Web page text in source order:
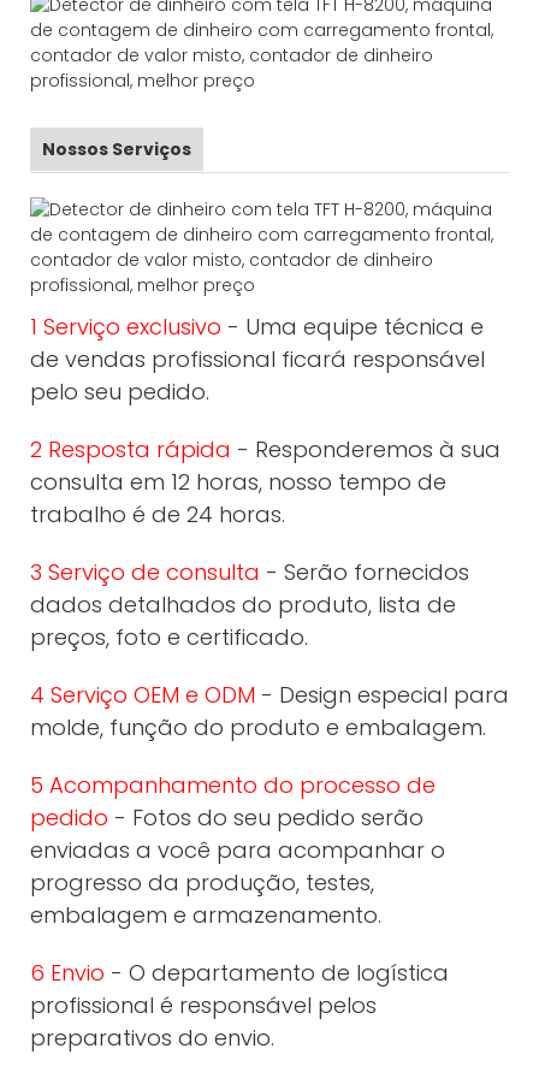
Nossos Serviços
1 Serviço exclusivo - Uma equipe técnica e
de vendas profissional ficará responsável
pelo seu pedido.
2 Resposta rápida - Responderemos à sua
consulta em 12 horas, nosso tempo de
trabalho é de 24 horas.
3 Serviço de consulta - Serão fornecidos
dados detalhados do produto, lista de
preços, foto e certificado.
4 Serviço OEM e ODM - Design especial para
molde, função do produto e embalagem.
5 Acompanhamento do processo de
pedido - Fotos do seu pedido serão
enviadas a você para acompanhar o
progresso da produção, testes,
embalagem e armazenamento.
6 Envio - O departamento de logística
profissional é responsável pelos
preparativos do envio.